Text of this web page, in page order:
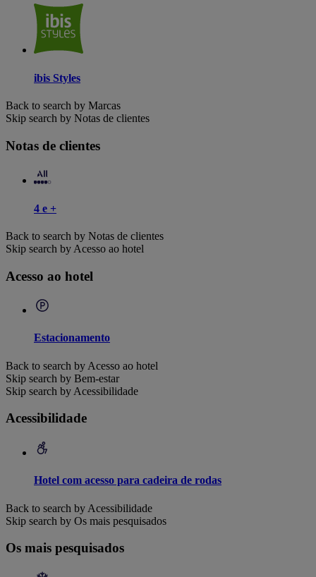
ibis Styles
Back to search by Marcas
Skip search by Notas de clientes
Notas de clientes
4 e +
Back to search by Notas de clientes
Skip search by Acesso ao hotel
Acesso ao hotel
Estacionamento
Back to search by Acesso ao hotel
Skip search by Bem-estar
Skip search by Acessibilidade
Acessibilidade
Hotel com acesso para cadeira de rodas
Back to search by Acessibilidade
Skip search by Os mais pesquisados
Os mais pesquisados